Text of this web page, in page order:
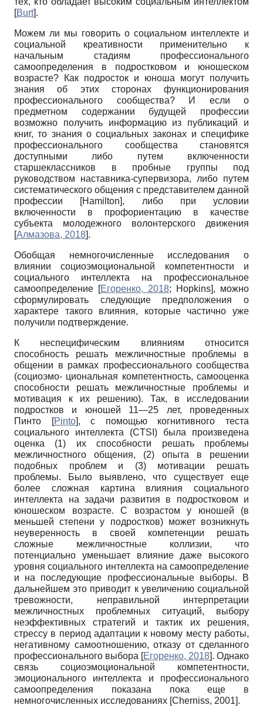
[Burt].
Можем ли мы говорить о социальном интеллекте и
социальной креативности применительно к
начальным стадиям профессионального
самоопределения в подростковом и юношеском
возрасте? Как подросток и юноша могут получить
знания об этих сторонах функционирования
профессионального сообщества? И если о
предметном содержании будущей профессии
возможно получить информацию из публикаций и
книг, то знания о социальных законах и специфике
профессионального сообщества становятся
доступными либо путем включенности
старшеклассников в пробные группы под
руководством наставника-супервизора, либо путем
систематического общения с представителем данной
профессии
[Hamilton], либо при условии
включенности в профориентацию в качестве
субъекта молодежного волонтерского движения
[Алмазова, 2018].
Обобщая немногочисленные исследования о
влиянии социоэмоциональной компетентности и
социального интеллекта на профессиональное
самоопределение [Егоренко, 2018; Hopkins], можно
сформулировать следующие предположения о
характере такого влияния, которые частично уже
получили подтверждение.
К неспецифическим влияниям относится
способность решать межличностные проблемы в
общении в рамках профессионального сообщества
(социоэмо- циональная компетентность, самооценка
способности решать межличностные проблемы и
мотивация к их решению). Так, в исследовании
подростков и юношей 11—25 лет, проведенных
Пинто
[Pinto], с помощью когнитивного теста
социального интеллекта (CTSI ) была произведена
оценка (1) их способности решать проблемы
межличностного общения, (2) опыта в решении
подобных проблем и (3) мотивации решать
проблемы. Было выявлено, что существует еще
более сложная картина влияния социального
интеллекта на задачи развития в подростковом и
юношеском возрасте. С возрастом у юношей (в
меньшей степени у подростков) может возникнуть
неуверенность в своей компетенции решать
сложные межличностные коллизии, что
потенциально уменьшает влияние даже высокого
уровня социального интеллекта на самоопределение
и на последующие профессиональные выборы. В
дальнейшем это приводит к увеличению социальной
тревожности, неправильной интерпретации
межличностных проблемных ситуаций, выбору
неэффективных стратегий и тактик их решения,
стрессу в период адаптации к новому месту работы,
негативному самоотношению, отказу от сделанного
профессионального выбора [Егоренко, 2018]. Однако
связь социоэмоциональной компетентности,
эмоционального интеллекта и профессионального
самоопределения показана пока еще в
немногочисленных исследованиях [Cherniss, 2001].